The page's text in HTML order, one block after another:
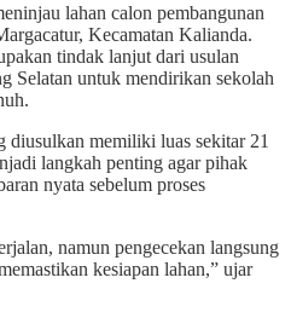
lahan calon pembangunan
Kecamatan Kalianda.
tindak lanjut dari usulan
Selatan untuk mendirikan sekolah
diusulkan memiliki luas sekitar 21
langkah penting agar pihak
nyata sebelum proses
namun pengecekan langsung
kesiapan lahan,” ujar